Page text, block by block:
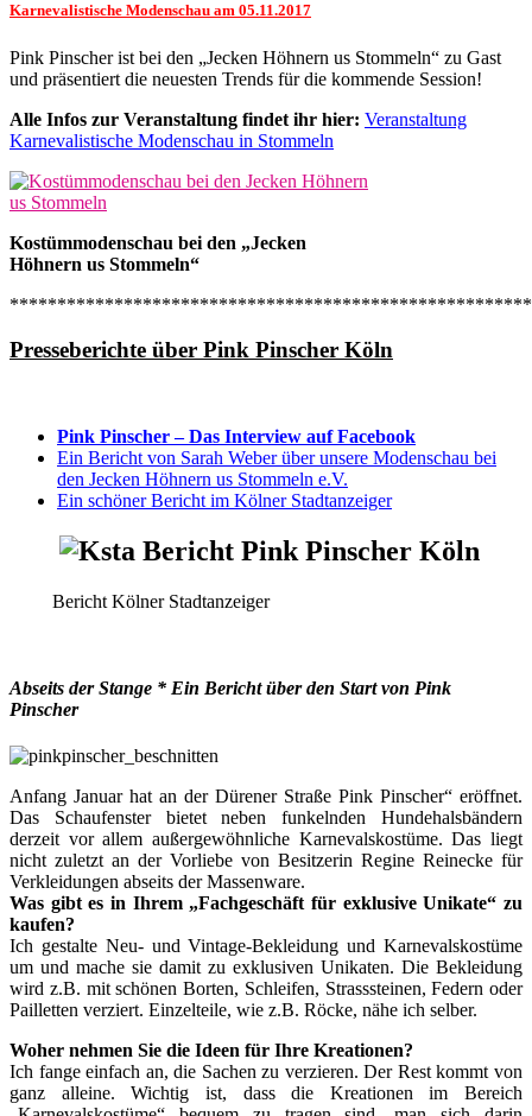
Karnevalistische Modenschau am 05.11.2017
Pink Pinscher ist bei den „Jecken Höhnern us Stommeln“ zu Gast
und präsentiert die neuesten Trends für die kommende Session!
Alle Infos zur Veranstaltung findet ihr hier: Veranstaltung
Karnevalistische Modenschau in Stommeln
Kostümmodenschau bei den „Jecken
Höhnern us Stommeln“
Presseberichte über Pink Pinscher Köln
Pink Pinscher – Das Interview auf Facebook
Ein Bericht von Sarah Weber über unsere Modenschau bei
den Jecken Höhnern us Stommeln e.V.
Ein schöner Bericht im Kölner Stadtanzeiger
Bericht Kölner Stadtanzeiger
Abseits der Stange * Ein Bericht über den Start von Pink
Pinscher
Anfang Januar hat an der Dürener Straße Pink Pinscher“ ­eröffnet.
Das Schaufenster bietet neben funkelnden Hundehalsbändern
derzeit vor allem außergewöhnliche Karnevalskostüme. Das liegt
nicht zuletzt an der Vorliebe von Besitzerin Regine Reinecke für
Verkleidungen abseits der Massenware.
Was gibt es in Ihrem „Fachgeschäft für exklusive Unikate“ zu
kaufen?
Ich gestalte Neu- und Vintage-Bekleidung und Karnevalskostüme
um und mache sie damit zu exklusiven Unikaten. Die Bekleidung
wird z.B. mit schönen Borten, Schleifen, Strasssteinen, Federn oder
Pailletten verziert. Einzelteile, wie z.B. Röcke, nähe ich selber.
Woher nehmen Sie die Ideen für Ihre Kreationen?
Ich fange einfach an, die Sachen zu verzieren. Der Rest kommt von
ganz alleine. Wichtig ist, dass die Kreationen im Bereich